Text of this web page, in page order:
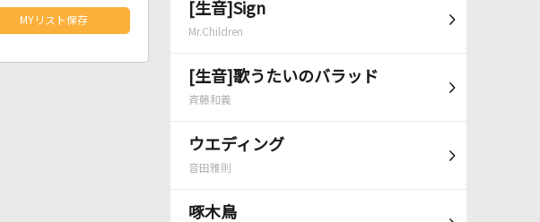
[生音]Sign
Mr.Children
[生音]歌うたいのバラッド
斉藤和義
ウエディング
音田雅則
啄木鳥
MYリスト保存